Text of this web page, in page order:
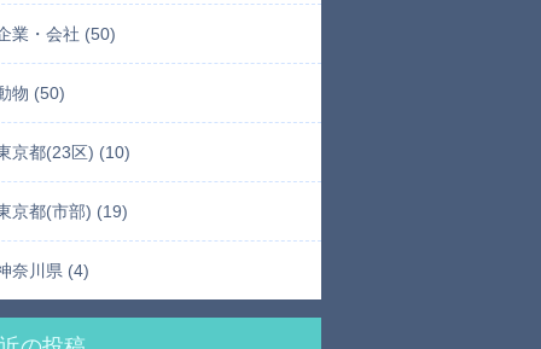
業・会社 (50)
物 (50)
京都(23区) (10)
京都(市部) (19)
奈川県 (4)